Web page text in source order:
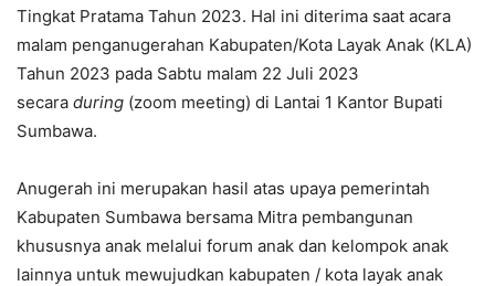
Tingkat Pratama Tahun 2023. Hal ini diterima saat acara
malam penganugerahan Kabupaten/Kota Layak Anak (KLA)
Tahun 2023 pada Sabtu malam 22 Juli 2023
secara during (zoom meeting) di Lantai 1 Kantor Bupati
Sumbawa.
Anugerah ini merupakan hasil atas upaya pemerintah
Kabupaten Sumbawa bersama Mitra pembangunan
khususnya anak melalui forum anak dan kelompok anak
lainnya untuk mewujudkan kabupaten / kota layak anak